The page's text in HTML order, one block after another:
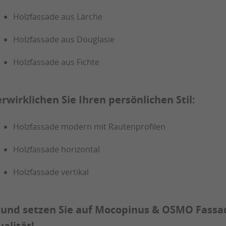
Holzfassade aus Lärche
Holzfassade aus Douglasie
Holzfassade aus Fichte
Sie Ihren persönlichen Stil:
Holzfassade modern mit Rautenprofilen
Holzfassade horizontal
Holzfassade vertikal
setzen Sie auf Mocopinus & OSMO